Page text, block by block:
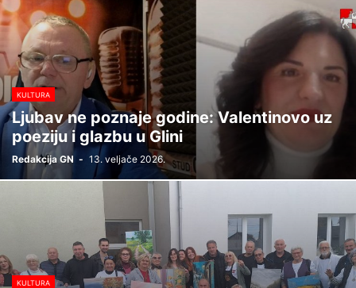
NEKATEGORIZIRANO NOVSKA POPOVAČA
SISAČKO-MOSLAVAČKA ŽUPANIJA SISAK SMŽ SPORT
SPORT LOKALNO VIDEO ZDRAVLJE
KULTURA
Ljubav ne poznaje godine: Valentinovo uz
poeziju i glazbu u Glini
Redakcija GN - 13. veljače 2026.
KULTURA